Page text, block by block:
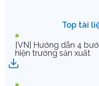
Top tài
[VN] Hướng dẫn 4
hiện trường sản xuất